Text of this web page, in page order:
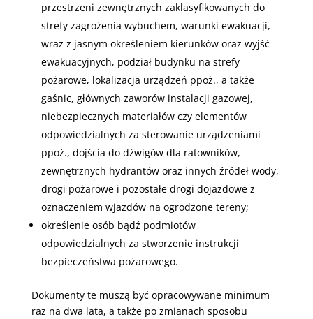
przestrzeni zewnętrznych zaklasyfikowanych do
strefy zagrożenia wybuchem, warunki ewakuacji,
wraz z jasnym określeniem kierunków oraz wyjść
ewakuacyjnych, podział budynku na strefy
pożarowe, lokalizacja urządzeń ppoż., a także
gaśnic, głównych zaworów instalacji gazowej,
niebezpiecznych materiałów czy elementów
odpowiedzialnych za sterowanie urządzeniami
ppoż., dojścia do dźwigów dla ratowników,
zewnętrznych hydrantów oraz innych źródeł wody,
drogi pożarowe i pozostałe drogi dojazdowe z
oznaczeniem wjazdów na ogrodzone tereny;
określenie osób bądź podmiotów
odpowiedzialnych za stworzenie instrukcji
bezpieczeństwa pożarowego.
Dokumenty te muszą być opracowywane minimum
raz na dwa lata, a także po zmianach sposobu